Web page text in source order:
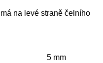
na levé straně čelního
5 mm